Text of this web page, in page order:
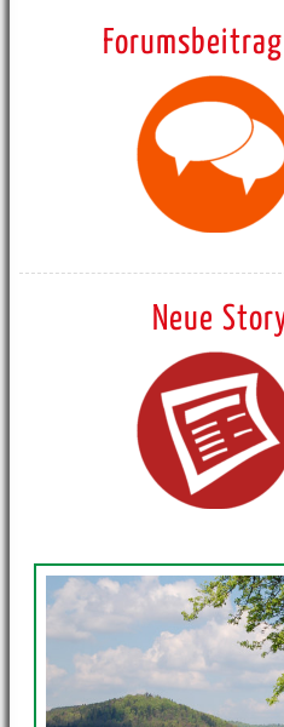
Neue